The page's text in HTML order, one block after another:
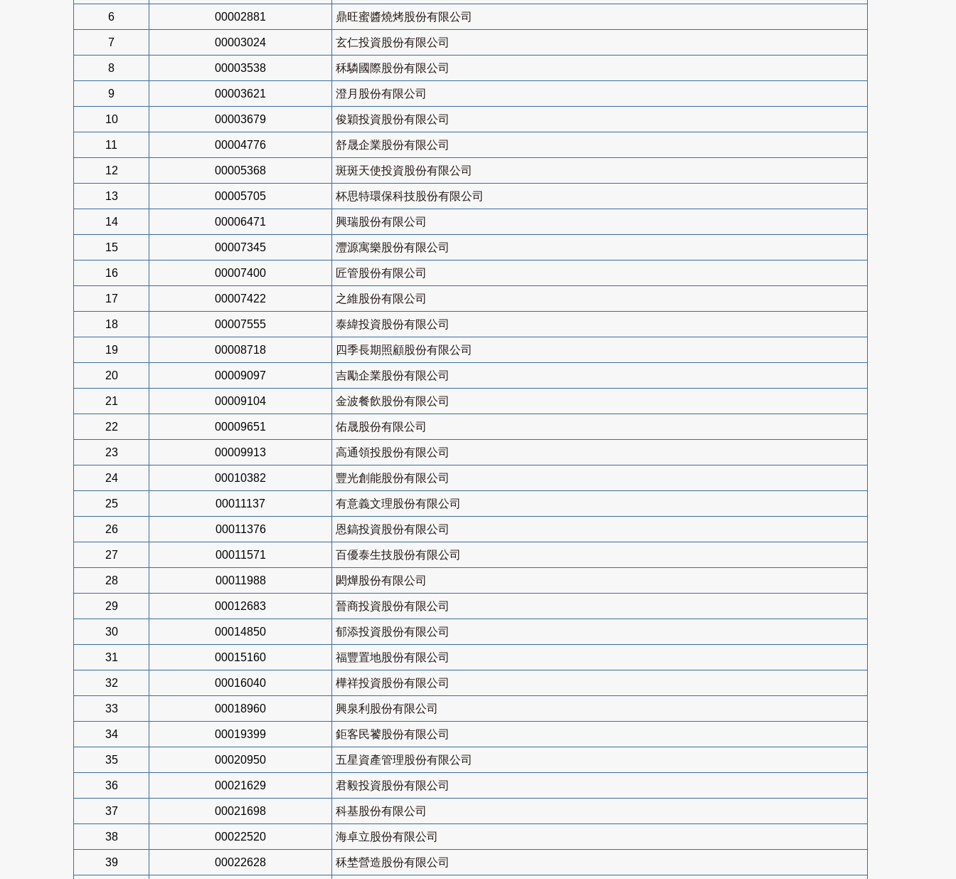
6 00002881 鼎旺蜜醬燒烤股份有限公司
7 00003024 玄仁投資股份有限公司
8 00003538 秝驎國際股份有限公司
9 00003621 澄月股份有限公司
10 00003679 俊穎投資股份有限公司
11 00004776 舒晟企業股份有限公司
12 00005368 斑斑天使投資股份有限公司
13 00005705 杯思特環保科技股份有限公司
14 00006471 興瑞股份有限公司
15 00007345 灃源寓樂股份有限公司
16 00007400 匠管股份有限公司
17 00007422 之維股份有限公司
18 00007555 泰緯投資股份有限公司
19 00008718 四季長期照顧股份有限公司
20 00009097 吉勵企業股份有限公司
21 00009104 金波餐飲股份有限公司
22 00009651 佑晟股份有限公司
23 00009913 高通領投股份有限公司
24 00010382 豐光創能股份有限公司
25 00011137 有意義文理股份有限公司
26 00011376 恩鎬投資股份有限公司
27 00011571 百優泰生技股份有限公司
28 00011988 閎燁股份有限公司
29 00012683 晉商投資股份有限公司
30 00014850 郁添投資股份有限公司
31 00015160 福豐置地股份有限公司
32 00016040 樺祥投資股份有限公司
33 00018960 興泉利股份有限公司
34 00019399 鉅客民饕股份有限公司
35 00020950 五星資產管理股份有限公司
36 00021629 君毅投資股份有限公司
37 00021698 科基股份有限公司
38 00022520 海卓立股份有限公司
39 00022628 秝埜營造股份有限公司